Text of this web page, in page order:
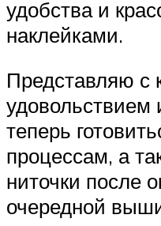
удобства и
наклейками.
Представляю с
удовольствием
теперь
процессам, а
ниточки после
очередной